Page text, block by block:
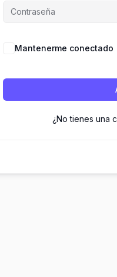
Mantenerme conectado
¿No tienes una